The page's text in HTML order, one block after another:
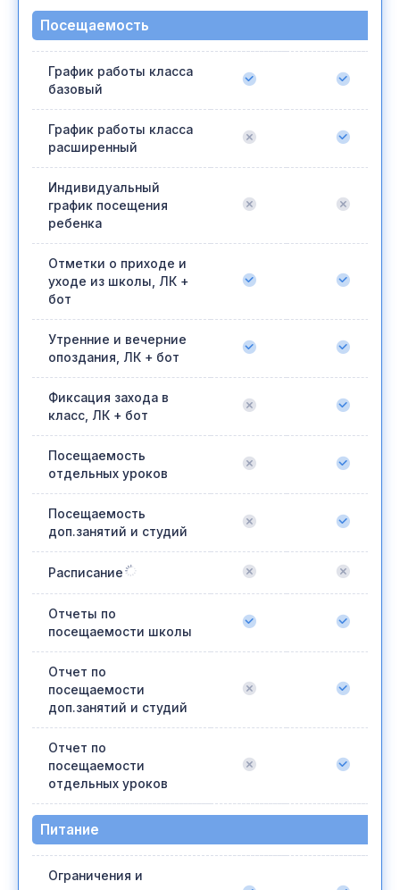
Посещаемость
График работы класса
базовый
График работы класса
расширенный
Индивидуальный
график посещения
ребенка
Отметки о приходе и
уходе из школы, ЛК +
бот
Утренние и вечерние
опоздания, ЛК + бот
Фиксация захода в
класс, ЛК + бот
Посещаемость
отдельных уроков
Посещаемость
доп.занятий и студий
Расписание
Отчеты по
посещаемости школы
Отчет по
посещаемости
доп.занятий и студий
Отчет по
посещаемости
отдельных уроков
Питание
Ограничения и